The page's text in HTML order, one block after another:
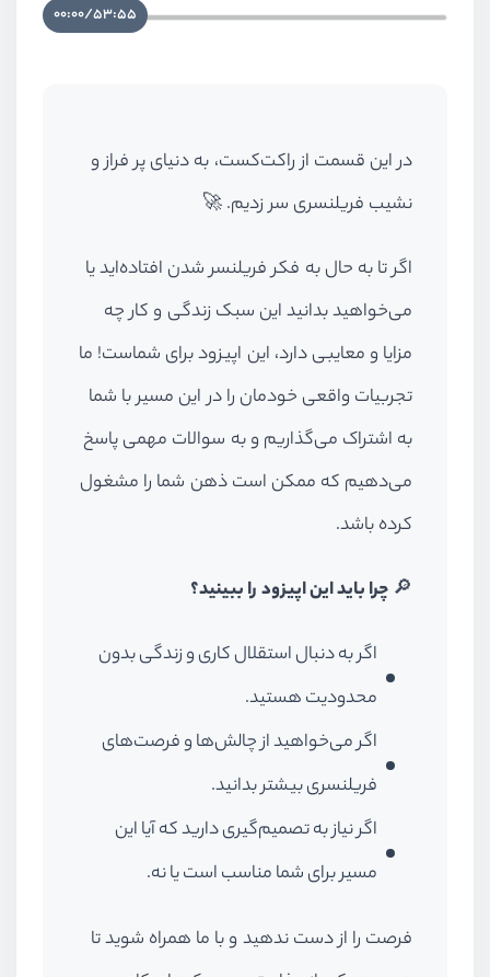
00:00/53:55
در این قسمت از راکت‌کست، به دنیای پر فراز و
نشیب فریلنسری سر زدیم. 🚀
اگر تا به حال به فکر فریلنسر شدن افتاده‌اید یا
می‌خواهید بدانید این سبک زندگی و کار چه
مزایا و معایبی دارد، این اپیزود برای شماست! ما
تجربیات واقعی خودمان را در این مسیر با شما
به اشتراک می‌گذاریم و به سوالات مهمی پاسخ
می‌دهیم که ممکن است ذهن شما را مشغول
کرده باشد.
🔎چرا باید این اپیزود را ببینید؟
اگر به دنبال استقلال کاری و زندگی بدون
محدودیت هستید.
اگر می‌خواهید از چالش‌ها و فرصت‌های
فریلنسری بیشتر بدانید.
اگر نیاز به تصمیم‌گیری دارید که آیا این
مسیر برای شما مناسب است یا نه.
فرصت را از دست ندهید و با ما همراه شوید تا